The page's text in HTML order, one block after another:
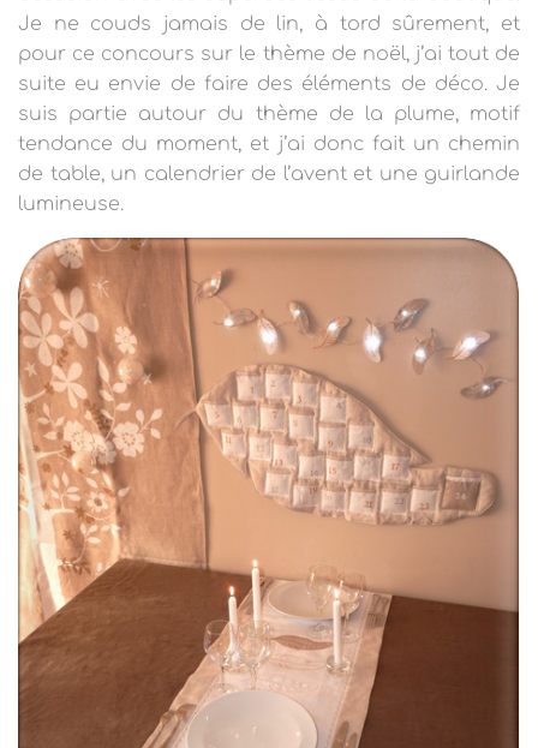
I
O
Je ne couds jamais de lin, à tord sûrement, et
pour ce concours sur le thème de noël, j’ai tout de
suite eu envie de faire des éléments de déco. Je
suis partie autour du thème de la plume, motif
tendance du moment, et j’ai donc fait un chemin
de table, un calendrier de l’avent et une guirlande
lumineuse.